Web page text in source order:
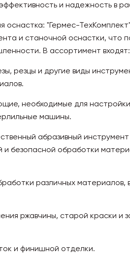
и надежность в
"Гермес-
и станочной оснастки, что
В ассортимент входят:
резцы и другие виды
необходимые для
машины.
абразивный
безопасной обработки
различных
ржавчины, старой краски и
и финишной отделки.